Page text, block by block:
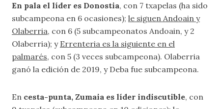
En pala el líder es Donostia, con 7 txapelas (ha sido
subcampeona en 6 ocasiones); le siguen Andoain y
Olaberria, con 6 (5 subcampeonatos Andoain, y 2
Olaberria); y Errenteria es la siguiente en el
palmarés, con 5 (3 veces subcampeona). Olaberria
ganó la edición de 2019, y Deba fue subcampeona.
En cesta-punta, Zumaia es líder indiscutible, con